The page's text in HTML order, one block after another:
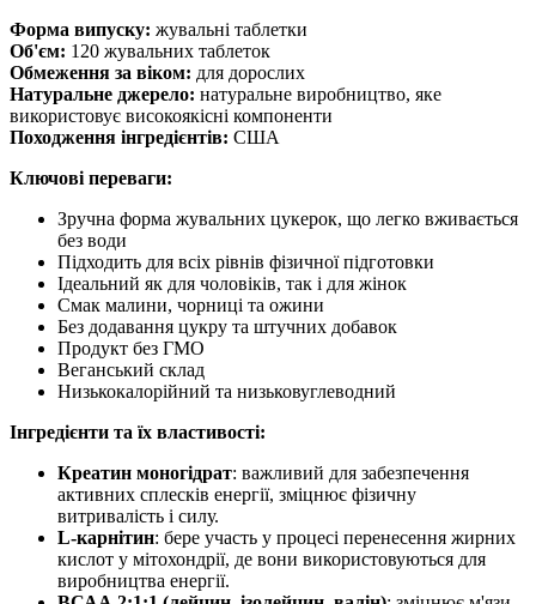
Форма випуску: жувальні таблетки
Об'єм: 120 жувальних таблеток
Обмеження за віком: для дорослих
Натуральне джерело: натуральне виробництво, яке
використовує високоякісні компоненти
Походження інгредієнтів: США
Ключові переваги:
Зручна форма жувальних цукерок, що легко вживається
без води
Підходить для всіх рівнів фізичної підготовки
Ідеальний як для чоловіків, так і для жінок
Смак малини, чорниці та ожини
Без додавання цукру та штучних добавок
Продукт без ГМО
Веганський склад
Низькокалорійний та низьковуглеводний
Інгредієнти та їх властивості:
Креатин моногідрат: важливий для забезпечення
активних сплесків енергії, зміцнює фізичну
витривалість і силу.
L-карнітин: бере участь у процесі перенесення жирних
кислот у мітохондрії, де вони використовуються для
виробництва енергії.